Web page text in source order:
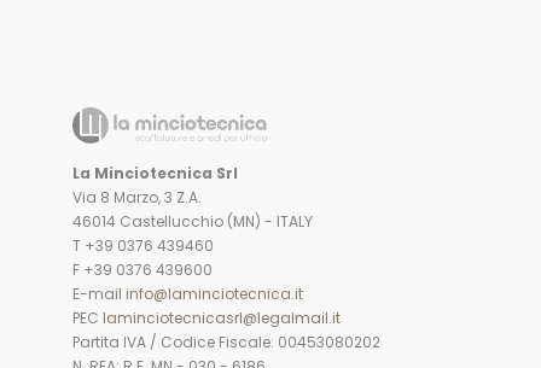
La Minciotecnica Srl
Via 8 Marzo, 3 Z.A.
46014 Castellucchio (MN) - ITALY
T +39 0376 439460
F +39 0376 439600
E-mail info@laminciotecnica.it
PEC laminciotecnicasrl@legalmail.it
Partita IVA / Codice Fiscale: 00453080202